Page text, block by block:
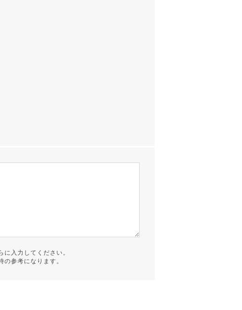
入力してください。
参考になります。